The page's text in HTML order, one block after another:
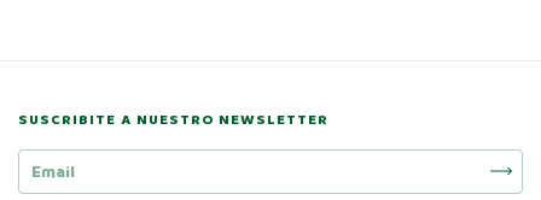
SUSCRIBITE A NUESTRO NEWSLETTER